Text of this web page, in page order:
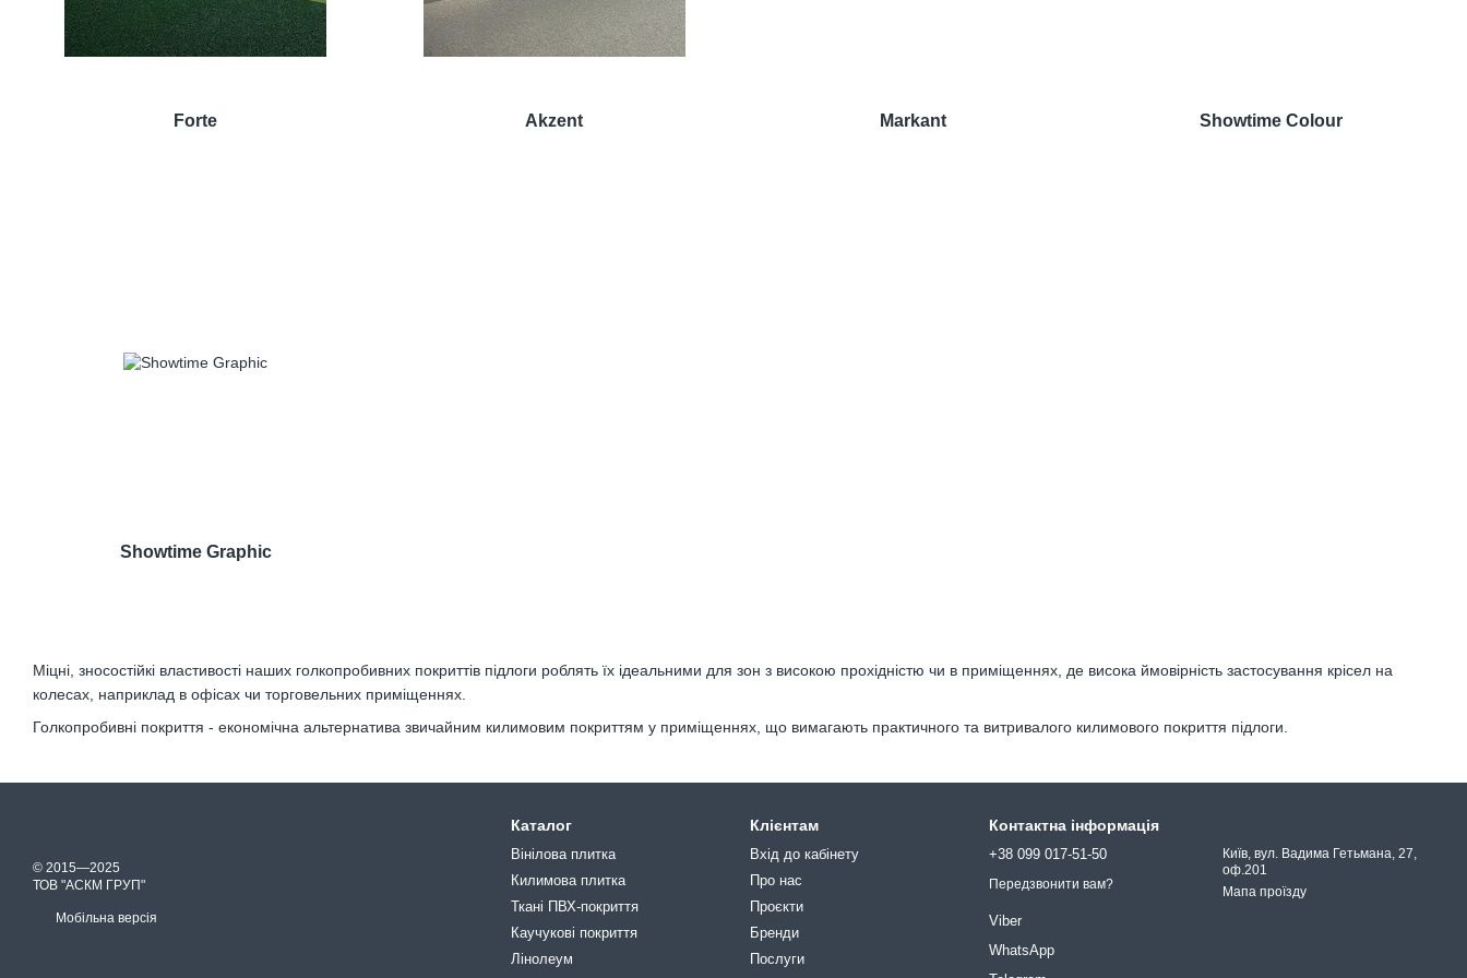
Міцні, зносостійкі властивості наших голкопробивних покриттів підлоги роблять їх ідеальними для зон з високою прохідністю чи в приміщеннях, де висока ймовірність застосування крісел на
колесах, наприклад в офісах чи торговельних приміщеннях.
Голкопробивні покриття - економічна альтернатива звичайним килимовим покриттям у приміщеннях, що вимагають практичного та витривалого килимового покриття підлоги.
Forte Akzent Markant Showtime Colour
Showtime Graphic
© 2015—2025
ТОВ "АСКМ ГРУП"
Мобільна версія
Каталог
Вінілова плитка
Килимова плитка
Ткані ПВХ-покриття
Каучукові покриття
Лінолеум
Клієнтам
Вхід до кабінету
Про нас
Проєкти
Бренди
Послуги
Контактна інформація
+38 099 017-51-50
Передзвонити вам?
Viber
WhatsApp
Київ, вул. Вадима Гетьмана, 27,
оф.201
Мапа проїзду